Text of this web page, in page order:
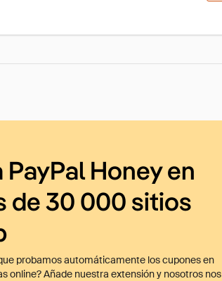
PayPal Honey en
de 30 000 sitios
probamos automáticamente los cupones en
online? Añade nuestra extensión y nosotros nos